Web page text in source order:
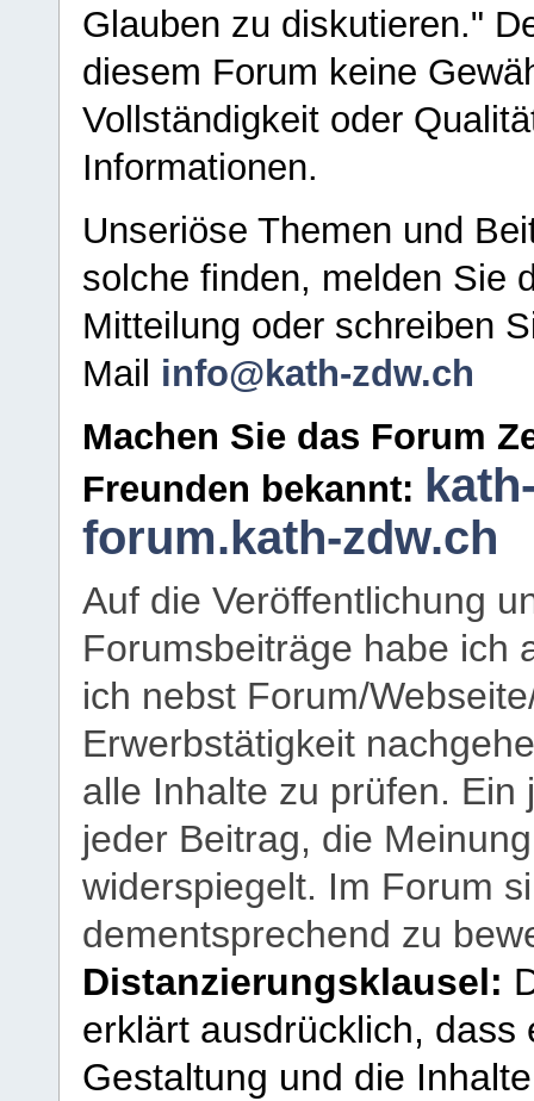
Glauben zu diskutieren."
diesem Forum keine
Vollständigkeit oder
Informationen.
Unseriöse Themen und
solche finden, melden Sie
Mitteilung oder schreiben
Mail info@kath-zdw.ch
Machen Sie das Forum
Freunden bekannt:
forum.kath-zdw.ch
Auf die Veröffentlichung
Forumsbeiträge habe ich
ich nebst Forum/
Erwerbstätigkeit
alle Inhalte zu prüfen.
jeder Beitrag, die
widerspiegelt. Im Forum
dementsprechend zu
Distanzierungsklausel:
erklärt ausdrücklich,
Gestaltung und die